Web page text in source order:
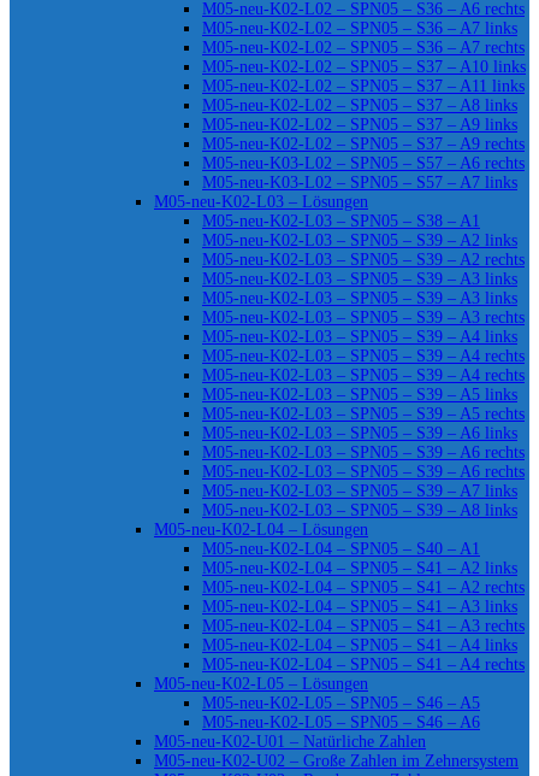
M05-neu-K02-L02 – SPN05 – S36 – A6 rechts
M05-neu-K02-L02 – SPN05 – S36 – A7 links
M05-neu-K02-L02 – SPN05 – S36 – A7 rechts
M05-neu-K02-L02 – SPN05 – S37 – A10 links
M05-neu-K02-L02 – SPN05 – S37 – A11 links
M05-neu-K02-L02 – SPN05 – S37 – A8 links
M05-neu-K02-L02 – SPN05 – S37 – A9 links
M05-neu-K02-L02 – SPN05 – S37 – A9 rechts
M05-neu-K03-L02 – SPN05 – S57 – A6 rechts
M05-neu-K03-L02 – SPN05 – S57 – A7 links
M05-neu-K02-L03 – Lösungen
M05-neu-K02-L03 – SPN05 – S38 – A1
M05-neu-K02-L03 – SPN05 – S39 – A2 links
M05-neu-K02-L03 – SPN05 – S39 – A2 rechts
M05-neu-K02-L03 – SPN05 – S39 – A3 links
M05-neu-K02-L03 – SPN05 – S39 – A3 links
M05-neu-K02-L03 – SPN05 – S39 – A3 rechts
M05-neu-K02-L03 – SPN05 – S39 – A4 links
M05-neu-K02-L03 – SPN05 – S39 – A4 rechts
M05-neu-K02-L03 – SPN05 – S39 – A4 rechts
M05-neu-K02-L03 – SPN05 – S39 – A5 links
M05-neu-K02-L03 – SPN05 – S39 – A5 rechts
M05-neu-K02-L03 – SPN05 – S39 – A6 links
M05-neu-K02-L03 – SPN05 – S39 – A6 rechts
M05-neu-K02-L03 – SPN05 – S39 – A6 rechts
M05-neu-K02-L03 – SPN05 – S39 – A7 links
M05-neu-K02-L03 – SPN05 – S39 – A8 links
M05-neu-K02-L04 – Lösungen
M05-neu-K02-L04 – SPN05 – S40 – A1
M05-neu-K02-L04 – SPN05 – S41 – A2 links
M05-neu-K02-L04 – SPN05 – S41 – A2 rechts
M05-neu-K02-L04 – SPN05 – S41 – A3 links
M05-neu-K02-L04 – SPN05 – S41 – A3 rechts
M05-neu-K02-L04 – SPN05 – S41 – A4 links
M05-neu-K02-L04 – SPN05 – S41 – A4 rechts
M05-neu-K02-L05 – Lösungen
M05-neu-K02-L05 – SPN05 – S46 – A5
M05-neu-K02-L05 – SPN05 – S46 – A6
M05-neu-K02-U01 – Natürliche Zahlen
M05-neu-K02-U02 – Große Zahlen im Zehnersystem